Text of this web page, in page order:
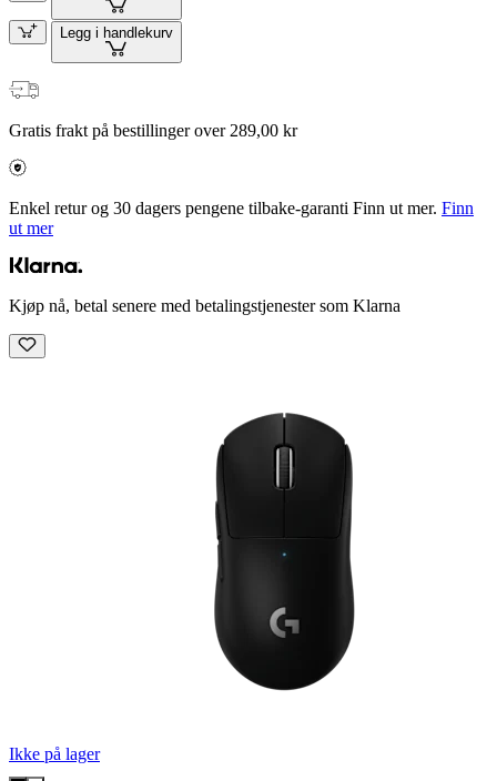
Legg i handlekurv
Gratis frakt på bestillinger over 289,00 kr
Enkel retur og 30 dagers pengene tilbake-garanti Finn ut mer. Finn
ut mer
Kjøp nå, betal senere med betalingstjenester som Klarna
Ikke på lager